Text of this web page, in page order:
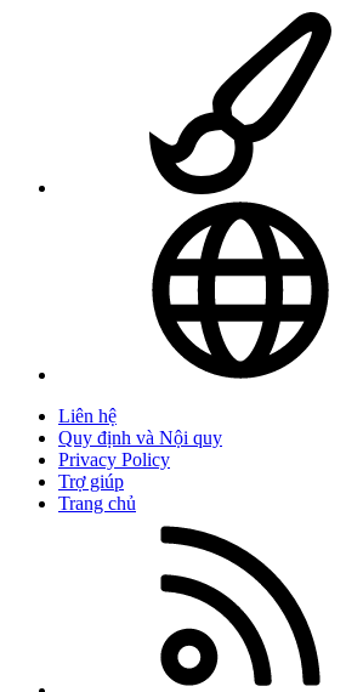
Liên hệ
Quy định và Nội quy
Privacy Policy
Trợ giúp
Trang chủ